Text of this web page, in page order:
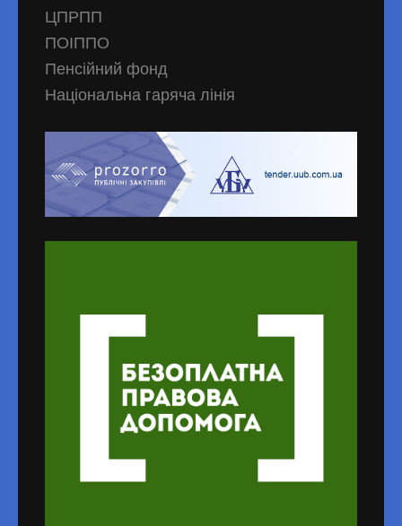
ЦПРПП
ПОІППО
Пенсійний фонд
Національна гаряча лінія